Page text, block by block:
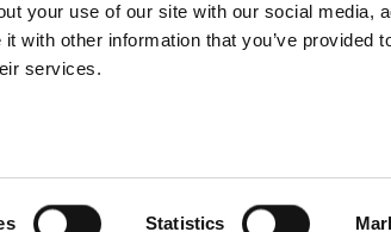
your use of our site with our social media,
with other information that you’ve provided
services.
Statistics
Web pour Magic